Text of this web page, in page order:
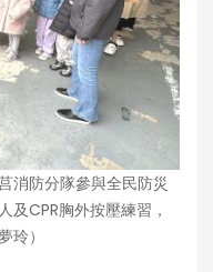
消防分隊參與全民防災
及CPR胸外按壓練習，
玲）